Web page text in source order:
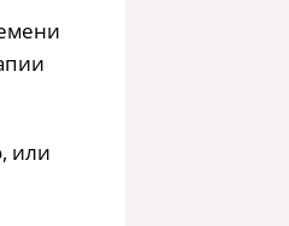
или